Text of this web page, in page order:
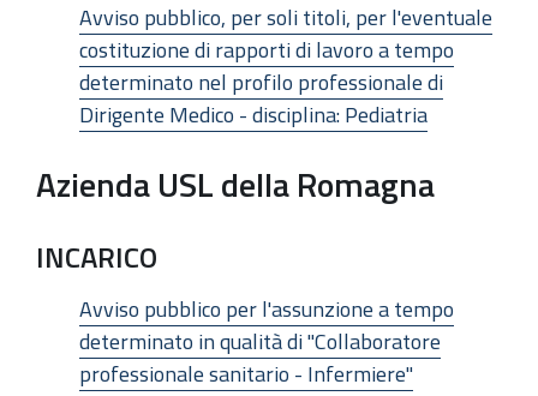
Avviso pubblico, per soli titoli, per l'eventuale
costituzione di rapporti di lavoro a tempo
determinato nel profilo professionale di
Dirigente Medico - disciplina: Pediatria
Azienda USL della Romagna
INCARICO
Avviso pubblico per l'assunzione a tempo
determinato in qualità di "Collaboratore
professionale sanitario - Infermiere"